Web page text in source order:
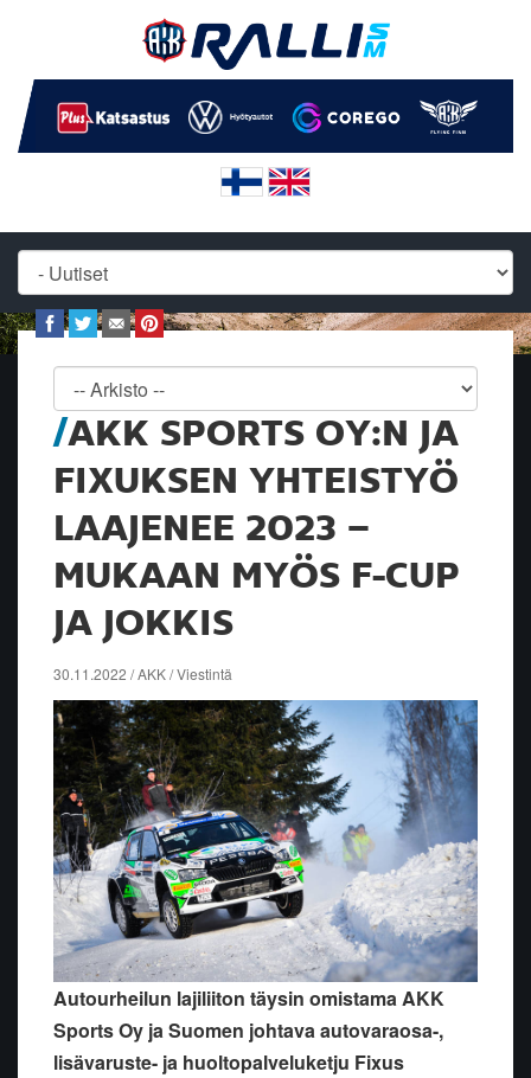
AKK SPORTS OY:N JA
FIXUKSEN YHTEISTYÖ
LAAJENEE 2023 –
MUKAAN MYÖS F-CUP
JA JOKKIS
30.11.2022 / AKK / Viestintä
Autourheilun lajiliiton täysin omistama AKK
Sports Oy ja Suomen johtava autovaraosa-,
lisävaruste- ja huoltopalveluketju Fixus